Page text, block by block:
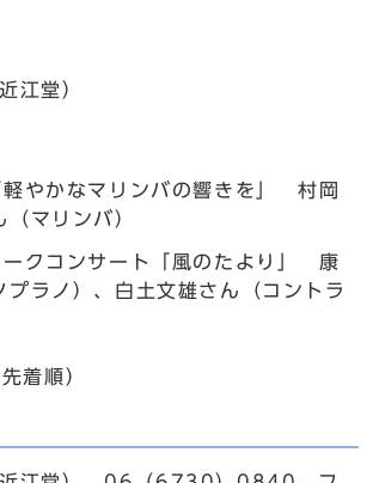
江堂）
やかなマリンバの響きを」 村岡
（マリンバ）
クコンサート「風のたより」 康
プラノ）、白土文雄さん（コントラ
着順）